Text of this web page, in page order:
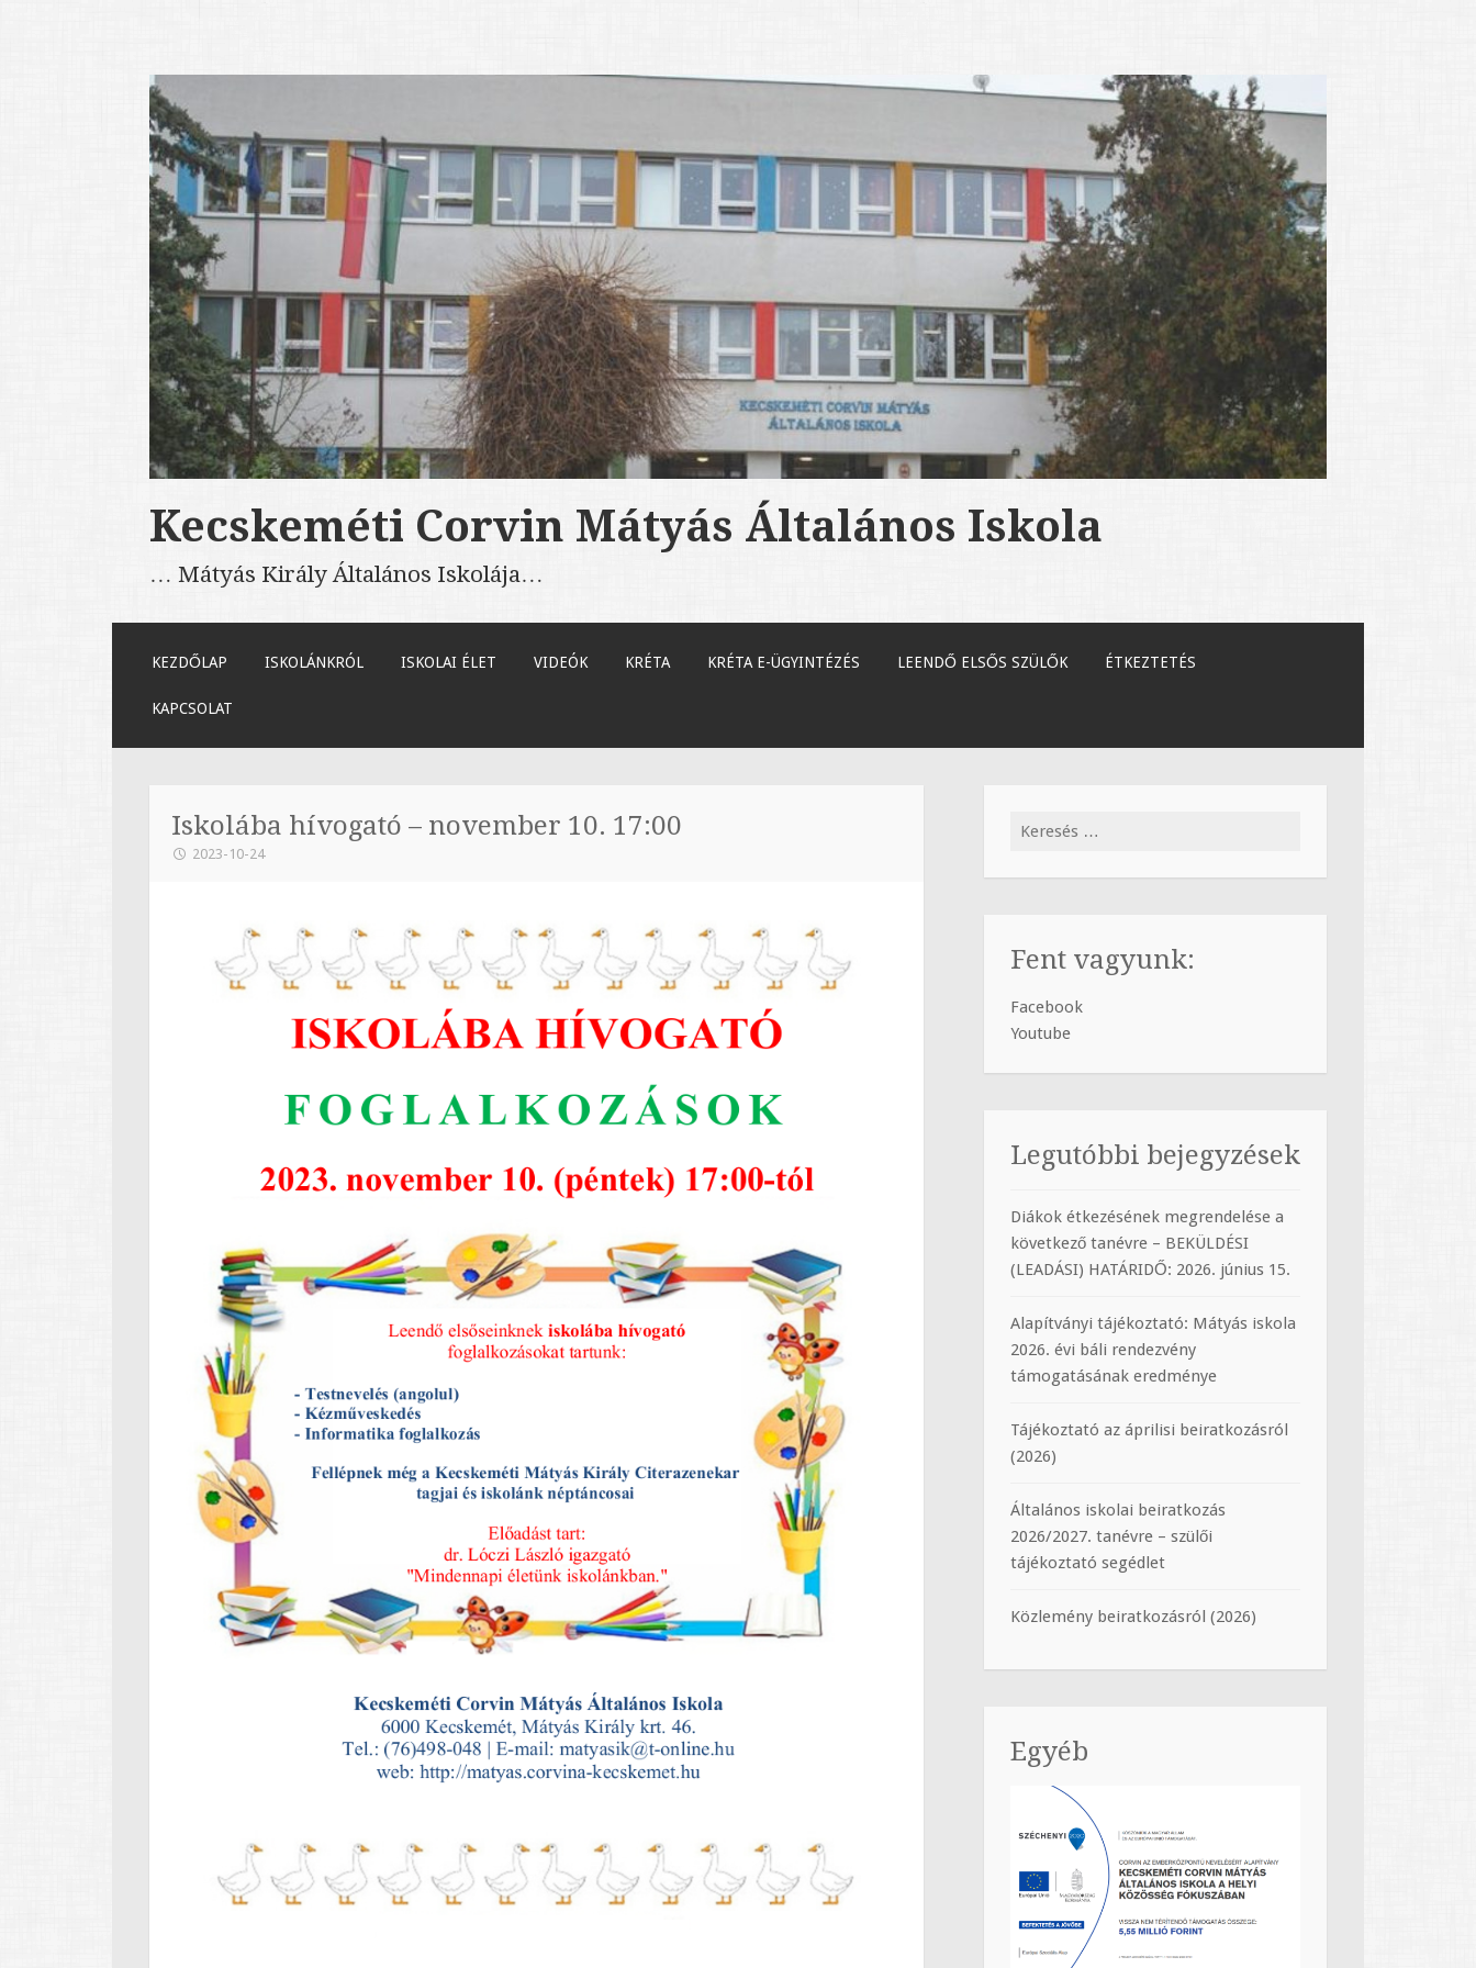
Kecskeméti Corvin Mátyás Általános Iskola
… Mátyás Király Általános Iskolája…
TOVÁBB A TARTALOMRA
KEZDŐLAP ISKOLÁNKRÓL ISKOLAI ÉLET VIDEÓK KRÉTA KRÉTA E-ÜGYINTÉZÉS LEENDŐ ELSŐS SZÜLŐK ÉTKEZTETÉS
KAPCSOLAT
Iskolába hívogató – november 10. 17:00
2023-10-24
Keresés:
Fent vagyunk:
Facebook
Youtube
Legutóbbi bejegyzések
Diákok étkezésének megrendelése a
következő tanévre – BEKÜLDÉSI
(LEADÁSI) HATÁRIDŐ: 2026. június 15.
Alapítványi tájékoztató: Mátyás iskola
2026. évi báli rendezvény
támogatásának eredménye
Tájékoztató az áprilisi beiratkozásról
(2026)
Általános iskolai beiratkozás
2026/2027. tanévre – szülői
tájékoztató segédlet
Közlemény beiratkozásról (2026)
Egyéb